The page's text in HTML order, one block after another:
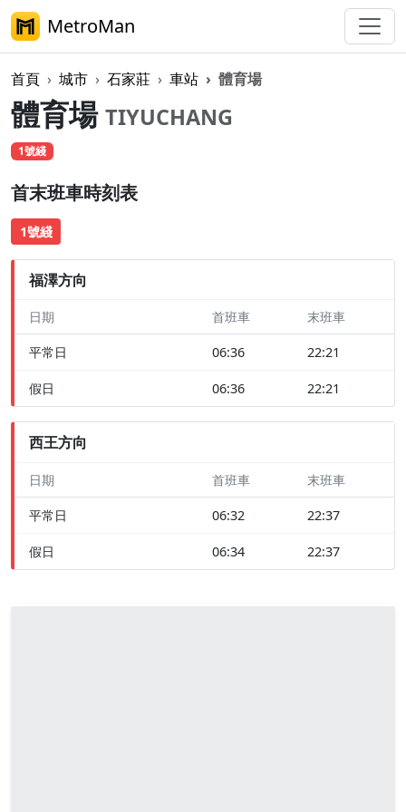
MetroMan
首頁 城市 石家莊 車站 體育場
體育場 TIYUCHANG
1號綫
首末班車時刻表
1號綫
福澤方向
日期 首班車 末班車
平常日 06:36 22:21
假日 06:36 22:21
西王方向
日期 首班車 末班車
平常日 06:32 22:37
假日 06:34 22:37